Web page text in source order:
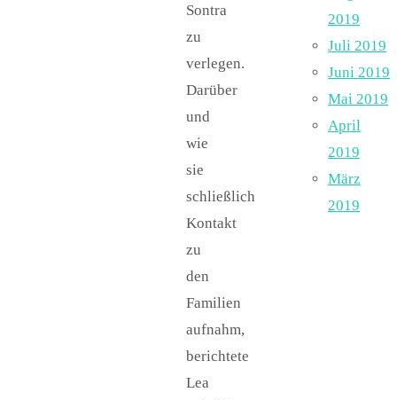
Sontra
zu
verlegen.
Darüber
und
wie
sie
schließlich
Kontakt
zu
den
Familien
aufnahm,
berichtete
Lea
2019
Juli 2019
Juni 2019
Mai 2019
April
2019
März
2019